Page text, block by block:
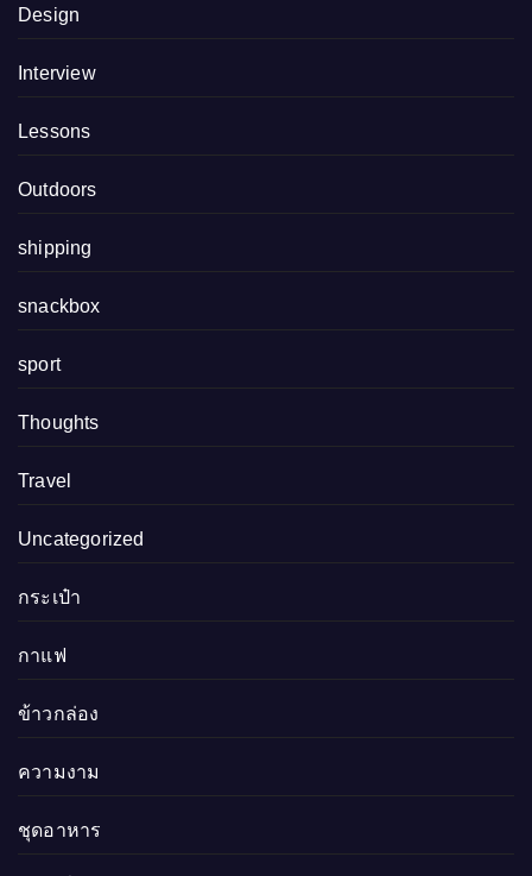
Design
Interview
Lessons
Outdoors
shipping
snackbox
sport
Thoughts
Travel
Uncategorized
กระเป๋า
กาแฟ
ข้าวกล่อง
ความงาม
ชุดอาหาร